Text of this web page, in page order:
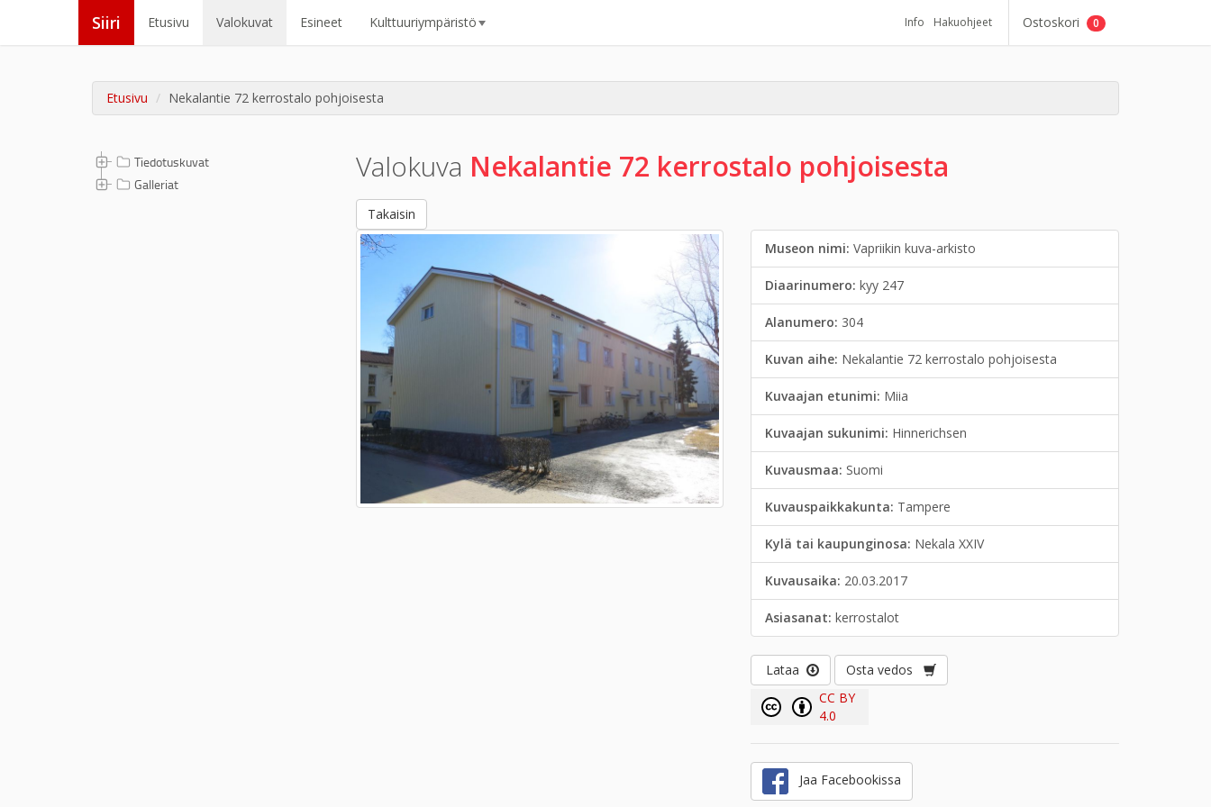
Siiri Etusivu Valokuvat Esineet Kulttuuriympäristö Info Hakuohjeet Ostoskori 0
Etusivu Nekalantie 72 kerrostalo pohjoisesta
Tiedotuskuvat
Galleriat
Valokuva Nekalantie 72 kerrostalo pohjoisesta
Takaisin
Museon nimi:Vapriikin kuva-arkisto
Diaarinumero:kyy 247
Alanumero: 304
Kuvan aihe: Nekalantie 72 kerrostalo pohjoisesta
Kuvaajan etunimi: Miia
Kuvaajan sukunimi: Hinnerichsen
Kuvausmaa: Suomi
Kuvauspaikkakunta: Tampere
Kylä tai kaupunginosa: Nekala XXIV
Kuvausaika: 20.03.2017
Asiasanat:kerrostalot
Lataa
Osta vedos
CC BY
4.0
Jaa Facebookissa